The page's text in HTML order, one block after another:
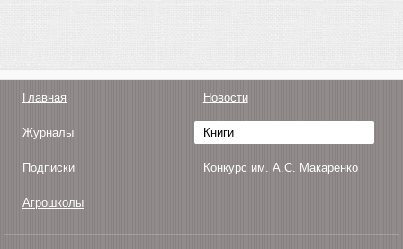
Главная Новости
Журналы Книги
Подписки Конкурс им. А.С. Макаренко
Агрошколы